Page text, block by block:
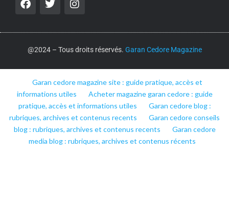
@2024 – Tous droits réservés. Garan Cedore Magazine
Garan cedore magazine site : guide pratique, accès et
informations utiles
Acheter magazine garan cedore : guide
pratique, accès et informations utiles
Garan cedore blog :
rubriques, archives et contenus recents
Garan cedore conseils
blog : rubriques, archives et contenus recents
Garan cedore
media blog : rubriques, archives et contenus récents